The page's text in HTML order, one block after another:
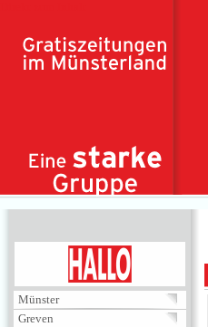
Münster
Greven